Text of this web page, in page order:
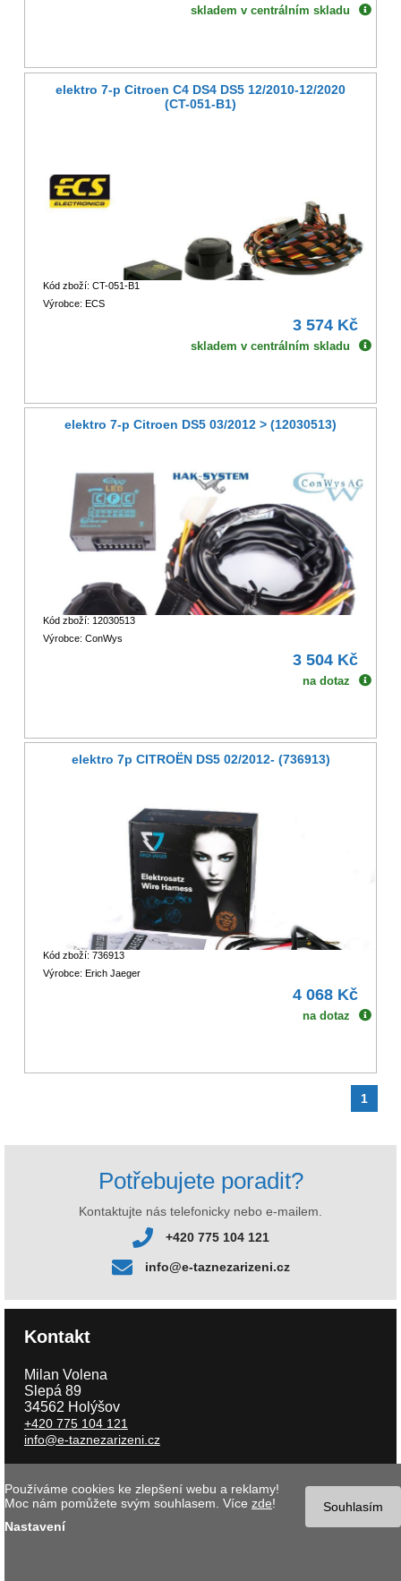
skladem v centrálním skladu
elektro 7-p Citroen C4 DS4 DS5 12/2010-12/2020
(CT-051-B1)
Kód zboží: CT-051-B1
Výrobce: ECS
3 574 Kč
skladem v centrálním skladu
elektro 7-p Citroen DS5 03/2012 > (12030513)
Kód zboží: 12030513
Výrobce: ConWys
3 504 Kč
na dotaz
elektro 7p CITROËN DS5 02/2012- (736913)
Kód zboží: 736913
Výrobce: Erich Jaeger
4 068 Kč
na dotaz
1
Potřebujete poradit?
Kontaktujte nás telefonicky nebo e-mailem.
+420 775 104 121
info@e-taznezarizeni.cz
Kontakt
Milan Volena
Slepá 89
34562 Holýšov
+420 775 104 121
info@e-taznezarizeni.cz
Copyright © 2026 e-taznezarizeni.cz | Aktualizace 06.08.2026 |
internetového obchodu- MK software |Nastavení cookies Souhlasím
Používáme cookies ke zlepšení webu a reklamy!
Moc nám pomůžete svým souhlasem. Více zde!
Nastavení